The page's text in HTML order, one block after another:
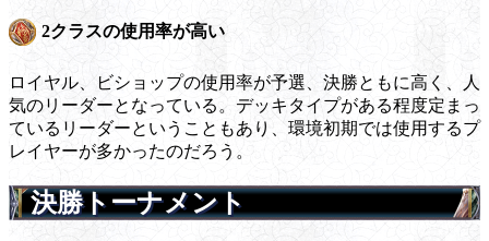
2クラスの使用率が高い
ロイヤル、ビショップの使用率が予選、決勝ともに高く、人
気のリーダーとなっている。デッキタイプがある程度定まっ
ているリーダーということもあり、環境初期では使用するプ
レイヤーが多かったのだろう。
決勝トーナメント